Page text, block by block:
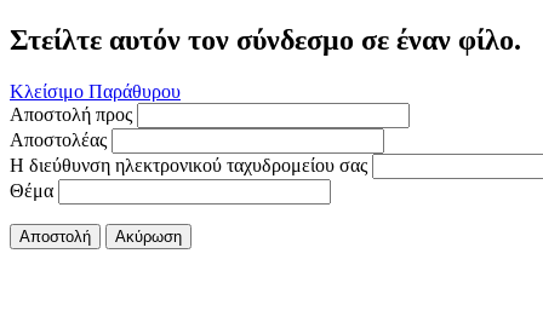
Στείλτε αυτόν τον σύνδεσμο σε έναν φίλο.
Κλείσιμο Παράθυρου
Αποστολή προς
Αποστολέας
Η διεύθυνση ηλεκτρονικού ταχυδρομείου σας
Θέμα
Αποστολή Ακύρωση